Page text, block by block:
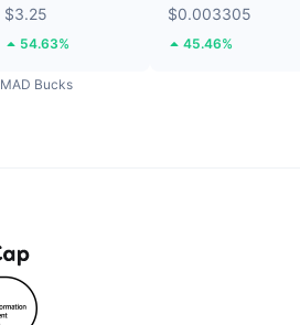
$3.25
54.63%
$0.003305
45.46%
MAD Bucks